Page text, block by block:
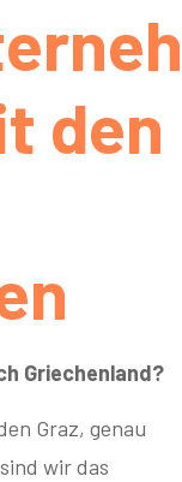
den
Griechenland?
Graz, genau
wir das